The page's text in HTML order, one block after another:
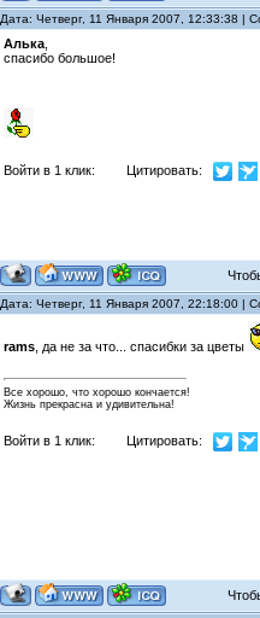
Дата: Четверг, 11 Января 2007, 12:33:38 |
Алька,
спасибо большое!
Войти в 1 клик: Цитировать:
Дата: Четверг, 11 Января 2007, 22:18:00 |
rams, да не за что... спасибки за цветы
Все хорошо, что хорошо кончается!
Жизнь прекрасна и удивительна!
Войти в 1 клик: Цитировать: